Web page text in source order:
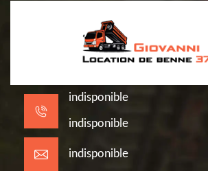
indisponible
indisponible
indisponible